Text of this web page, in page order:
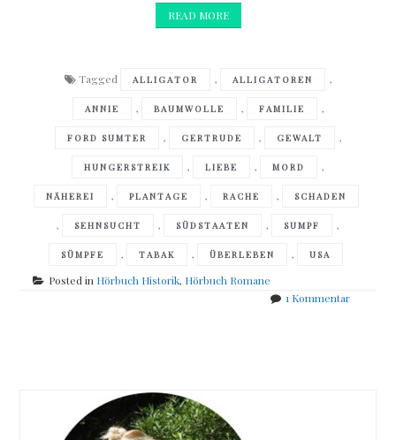
READ MORE
Tagged ALLIGATOR , ALLIGATOREN ,
ANNIE , BAUMWOLLE , FAMILIE ,
FORD SUMTER , GERTRUDE , GEWALT ,
HUNGERSTREIK , LIEBE , MORD ,
NÄHEREI , PLANTAGE , RACHE , SCHADEN
, SEHNSUCHT , SÜDSTAATEN , SUMPF ,
SÜMPFE , TABAK , ÜBERLEBEN , USA
Posted in Hörbuch Historik, Hörbuch Romane
1 Kommentarzu
navigation